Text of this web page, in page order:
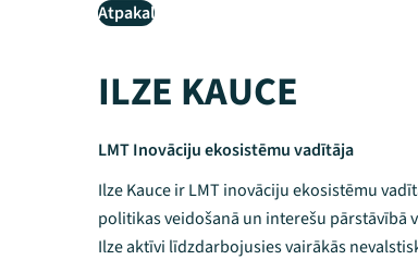
Atpakaļ
ILZE KAUCE
LMT Inovāciju ekosistēmu vadītāja
Ilze Kauce ir LMT inovāciju ekosistēmu
politikas veidošanā un interešu pārstāvībā
Ilze aktīvi līdzdarbojusies vairākās